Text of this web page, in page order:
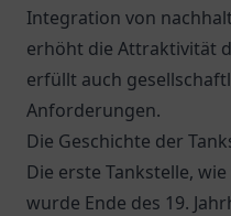
Integration von
erhöht die Attraktivität
erfüllt auch
Anforderungen.
Die Geschichte der
Die erste Tankstelle,
wurde Ende des 19.